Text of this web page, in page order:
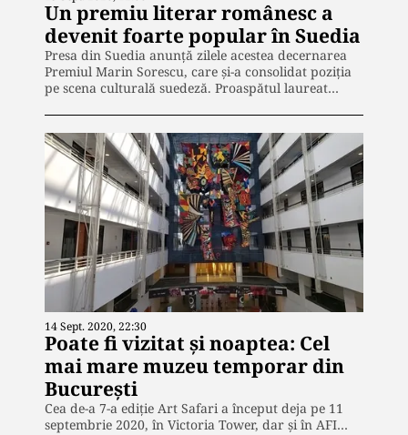
Un premiu literar românesc a
devenit foarte popular în Suedia
Presa din Suedia anunță zilele acestea decernarea
Premiul Marin Sorescu, care și-a consolidat poziția
pe scena culturală suedeză. Proaspătul laureat…
14 Sept. 2020, 22:30
Poate fi vizitat și noaptea: Cel
mai mare muzeu temporar din
București
Cea de-a 7-a ediție Art Safari a început deja pe 11
septembrie 2020, în Victoria Tower, dar și în AFI…